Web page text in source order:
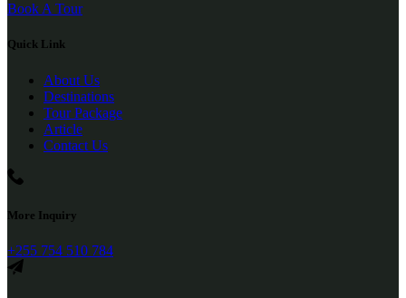
Book A Tour
Quick Link
About Us
Destinations
Tour Package
Article
Contact Us
More Inquiry
+255 754 510 784